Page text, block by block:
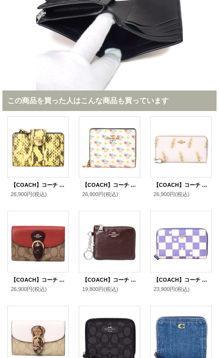
この商品を買った人はこんな商品も買っています
【COACH】コーチ 財布 パイソン スネー エンボスドレザーク アニマル ロゴ ミディアム コーナー ジップ ウォレット 二つ折り財布 イエロー（日本未発売）
26,900円(税込)
【COACH】コーチ 財布 二つ折り 花柄 レザー フローラル スナップ ミニ コンパクト ウォレット 財布 チャークマルチ（日本未発売）
26,900円(税込)
【COACH】コーチ コーティングキャンバス スムースレザー リップスティック 口紅 プリント アコーディオン ジップ ウォレット 長財布 チャークマルチ（日本未発売）
26,900円(税込)
【COACH】コーチ コーティングキャンバス レザー シグネチャー クリオ ミディアム ウォレット 二つ折り財布 カーキマルチ（日本未発売）
26,900円(税込)
【COACH】コーチ 財布 シャイニー スムースレザー ロゴ キーリング チャーム付き スモール コーナー ジップ ウォレット 財布 メイプル〔日本未発売〕
19,800円(税込)
【COACH】コーチ コーティングキャンバス レザー チェッカーボード プリント ロゴ ミディアム ID ジップ ウォレット 財布 ライトバイオレット×チャーク（日本未発売）
23,900円(税込)